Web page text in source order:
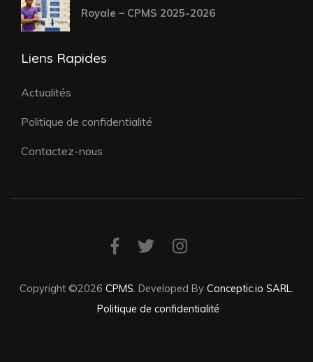
Royale – CPMS 2025-2026
Liens Rapides
Actualités
Politique de confidentialité
Contactez-nous
Copyright ©2026 CPMS Developed By Conceptic.io SARL
Politique de confidentialité